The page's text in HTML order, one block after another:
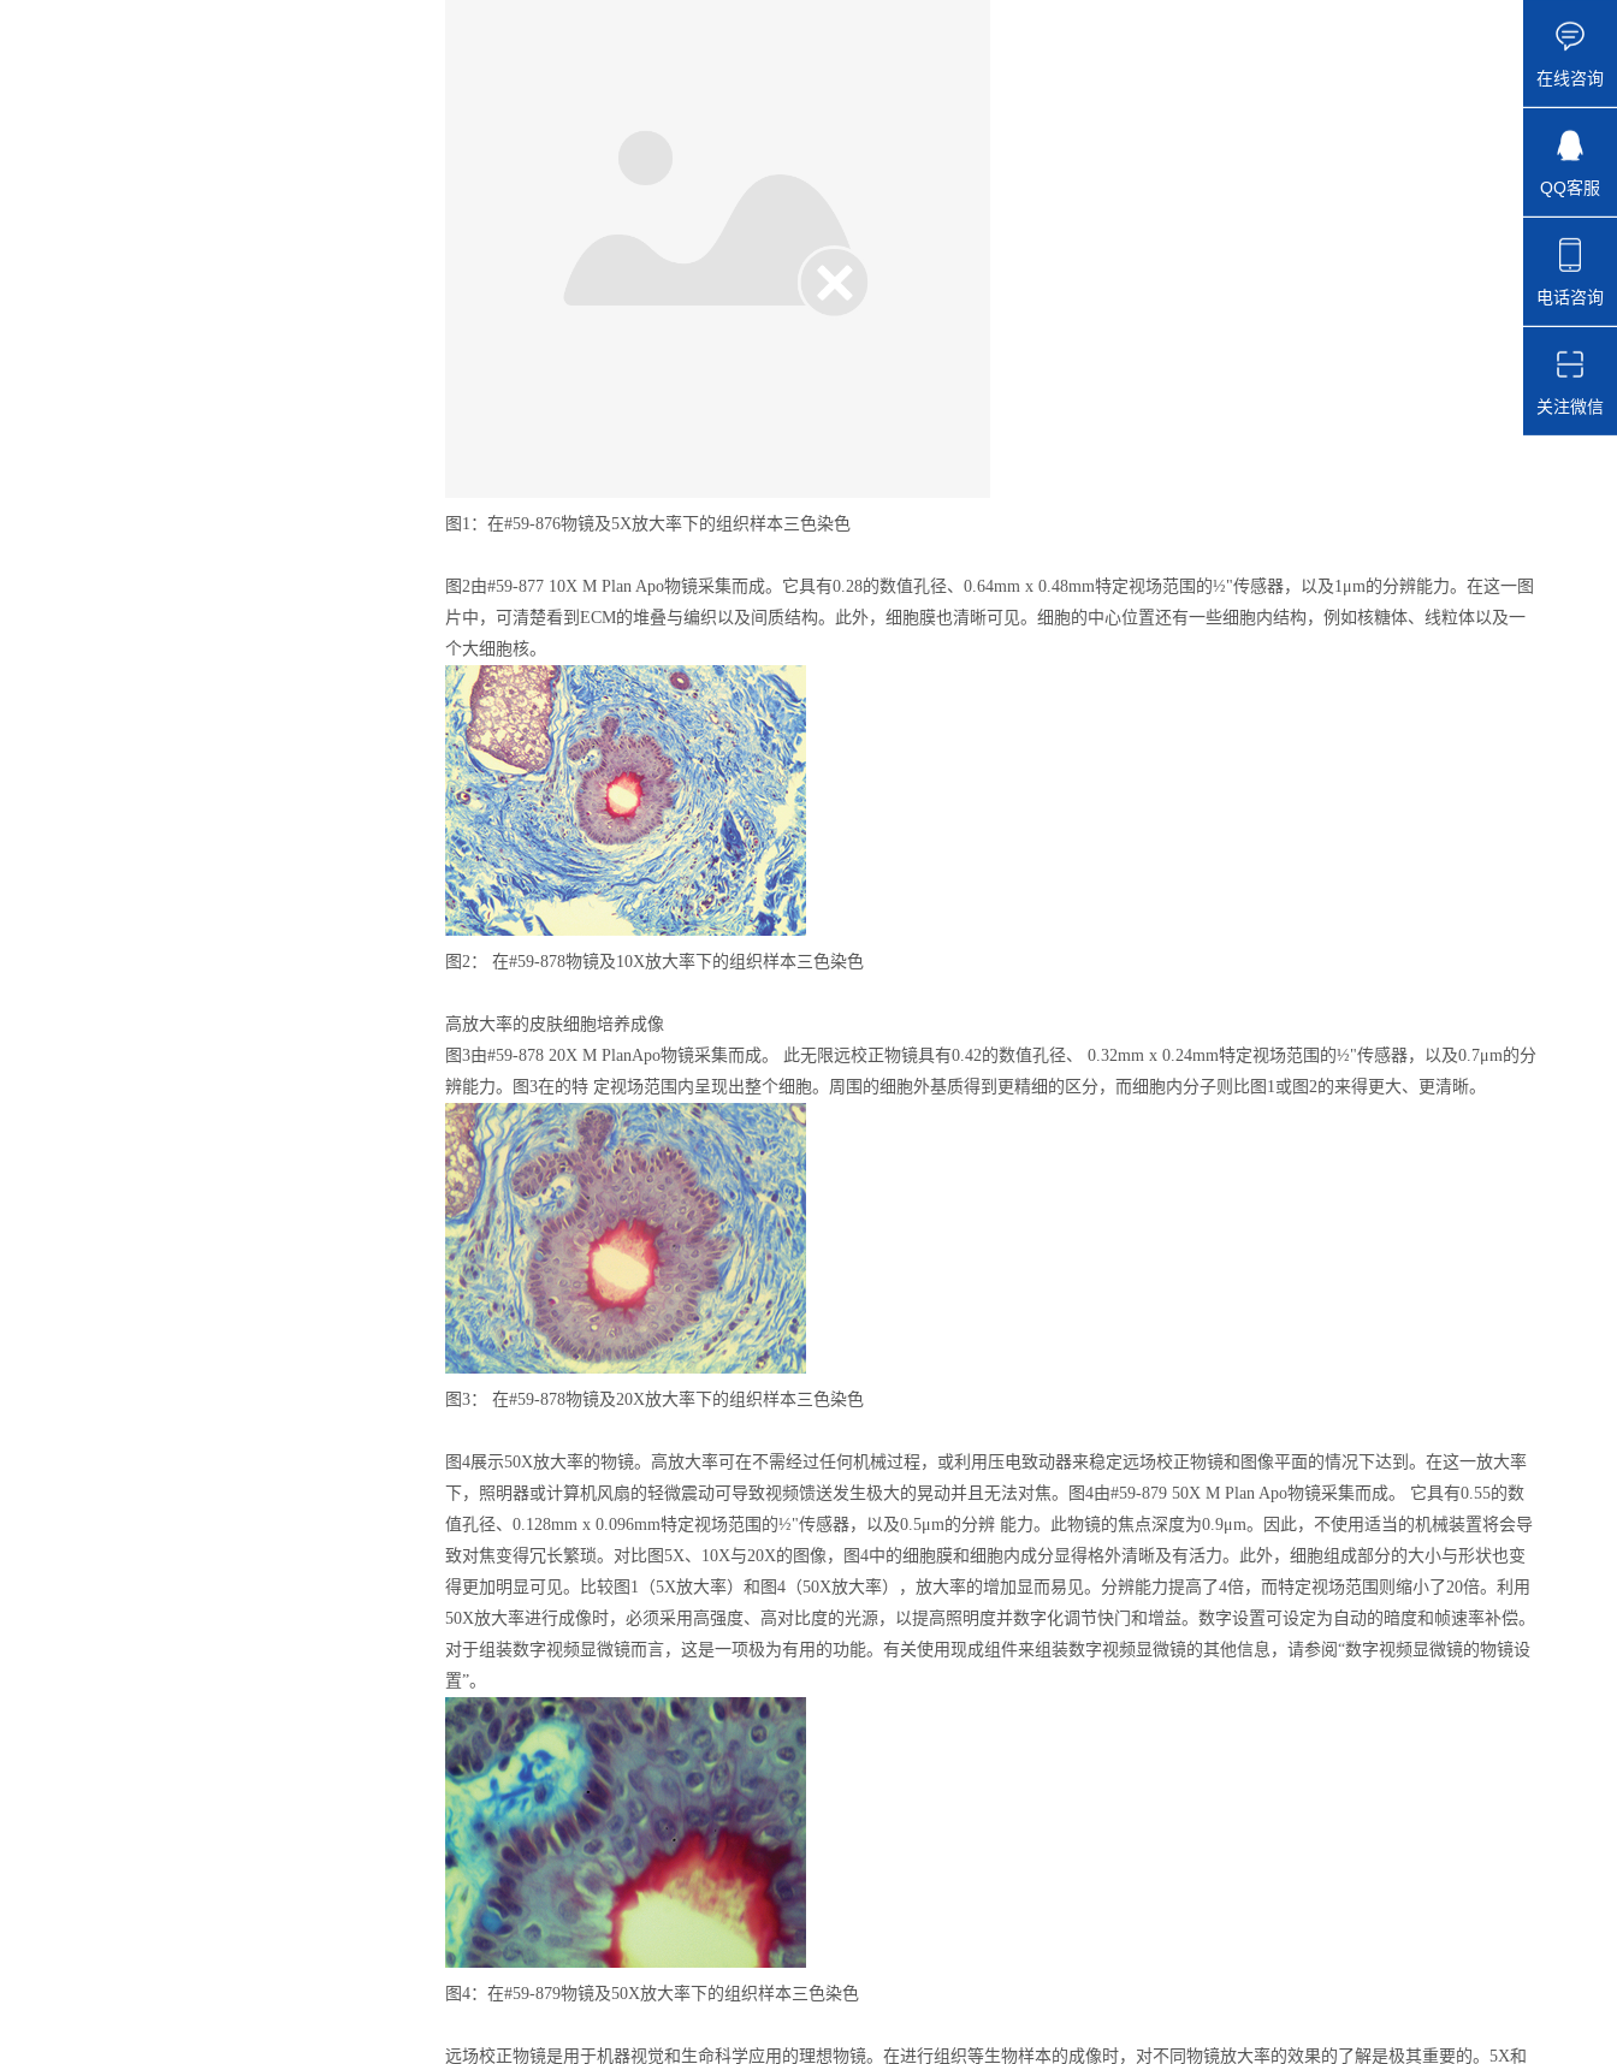
图1：在#59-876物镜及5X放大率下的组织样本三色染色
图2由#59-877 10X M Plan Apo物镜采集而成。它具有0.28的数值孔径、0.64mm x 0.48mm特定视场范围的½"传感器，以及1μm的分辨能力。在这一图
片中，可清楚看到ECM的堆叠与编织以及间质结构。此外，细胞膜也清晰可见。细胞的中心位置还有一些细胞内结构，例如核糖体、线粒体以及一
个大细胞核。
图2： 在#59-878物镜及10X放大率下的组织样本三色染色
高放大率的皮肤细胞培养成像
图3由#59-878 20X M PlanApo物镜采集而成。 此无限远校正物镜具有0.42的数值孔径、 0.32mm x 0.24mm特定视场范围的½"传感器，以及0.7μm的分
辨能力。图3在的特 定视场范围内呈现出整个细胞。周围的细胞外基质得到更精细的区分，而细胞内分子则比图1或图2的来得更大、更清晰。
图3： 在#59-878物镜及20X放大率下的组织样本三色染色
图4展示50X放大率的物镜。高放大率可在不需经过任何机械过程，或利用压电致动器来稳定远场校正物镜和图像平面的情况下达到。在这一放大率
下，照明器或计算机风扇的轻微震动可导致视频馈送发生极大的晃动并且无法对焦。图4由#59-879 50X M Plan Apo物镜采集而成。 它具有0.55的数
值孔径、0.128mm x 0.096mm特定视场范围的½"传感器，以及0.5μm的分辨 能力。此物镜的焦点深度为0.9μm。因此，不使用适当的机械装置将会导
致对焦变得冗长繁琐。对比图5X、10X与20X的图像，图4中的细胞膜和细胞内成分显得格外清晰及有活力。此外，细胞组成部分的大小与形状也变
得更加明显可见。比较图1（5X放大率）和图4（50X放大率），放大率的增加显而易见。分辨能力提高了4倍，而特定视场范围则缩小了20倍。利用
50X放大率进行成像时，必须采用高强度、高对比度的光源，以提高照明度并数字化调节快门和增益。数字设置可设定为自动的暗度和帧速率补偿。
对于组装数字视频显微镜而言，这是一项极为有用的功能。有关使用现成组件来组装数字视频显微镜的其他信息，请参阅“数字视频显微镜的物镜设
置”。
图4：在#59-879物镜及50X放大率下的组织样本三色染色
远场校正物镜是用于机器视觉和生命科学应用的理想物镜。在进行组织等生物样本的成像时，对不同物镜放大率的效果的了解是极其重要的。5X和
在线咨询
QQ客服
电话咨询
关注微信